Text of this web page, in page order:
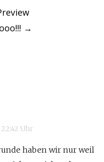
→
Uhr
haben wir nur weil